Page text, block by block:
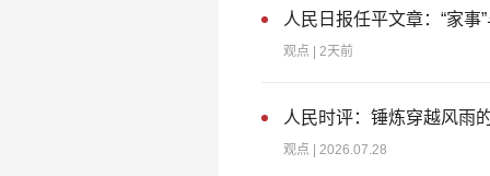
人民日报任平文章：“家事”
观点 | 2天前
人民时评：锤炼穿越风雨
观点 | 2026.07.28